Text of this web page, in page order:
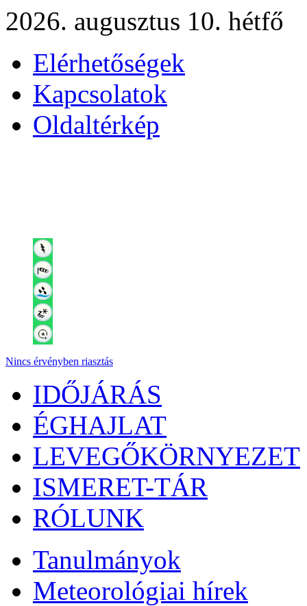
2026. augusztus 10. hétfő
Elérhetőségek
Kapcsolatok
Oldaltérkép
Nincs érvényben riasztás
IDŐJÁRÁS
ÉGHAJLAT
LEVEGŐKÖRNYEZET
ISMERET-TÁR
RÓLUNK
Tanulmányok
Meteorológiai hírek